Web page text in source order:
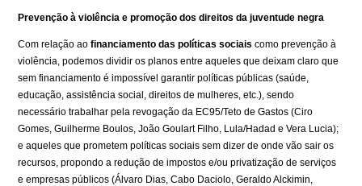
Prevenção à violência e promoção dos direitos da juventude negra
Com relação aofinanciamento das políticas sociais como prevenção à
violência, podemos dividir os planos entre aqueles que deixam claro que
sem financiamento é impossível garantir políticas públicas (saúde,
educação, assistência social, direitos de mulheres, etc.), sendo
necessário trabalhar pela revogação da EC95/Teto de Gastos (Ciro
Gomes, Guilherme Boulos, João Goulart Filho, Lula/Hadad e Vera Lucia);
e aqueles que prometem políticas sociais sem dizer de onde vão sair os
recursos, propondo a redução de impostos e/ou privatização de serviços
e empresas públicos (Álvaro Dias, Cabo Daciolo, Geraldo Alckimin,